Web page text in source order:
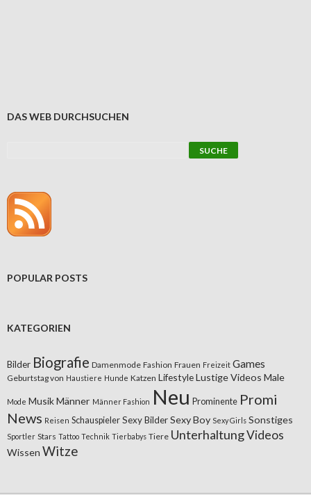
DAS WEB DURCHSUCHEN
POPULAR POSTS
KATEGORIEN
Bilder Biografie Damenmode Fashion Frauen Freizeit Games
Geburtstag von Haustiere Hunde Katzen LifestyleLustige Videos Male
Mode MusikMänner Männer Fashion Neu Prominente Promi
News Reisen Schauspieler Sexy BilderSexy Boy Sexy Girls Sonstiges
Sportler Stars Tattoo Technik Tierbabys Tiere UnterhaltungVideos
Wissen Witze